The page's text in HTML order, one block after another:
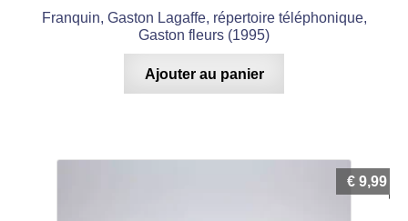
Franquin, Gaston Lagaffe, répertoire téléphonique,
Gaston fleurs (1995)
Ajouter au panier
€ 9,99